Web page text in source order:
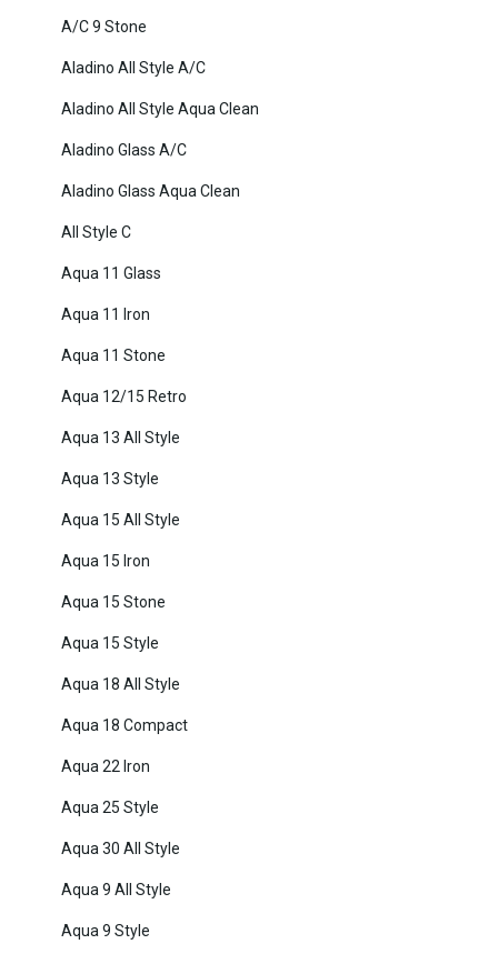
A/C 9 Stone
Aladino All Style A/C
Aladino All Style Aqua Clean
Aladino Glass A/C
Aladino Glass Aqua Clean
All Style C
Aqua 11 Glass
Aqua 11 Iron
Aqua 11 Stone
Aqua 12/15 Retro
Aqua 13 All Style
Aqua 13 Style
Aqua 15 All Style
Aqua 15 Iron
Aqua 15 Stone
Aqua 15 Style
Aqua 18 All Style
Aqua 18 Compact
Aqua 22 Iron
Aqua 25 Style
Aqua 30 All Style
Aqua 9 All Style
Aqua 9 Style